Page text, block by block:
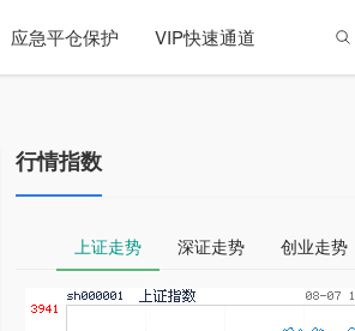
应急平仓保护 VIP快速通道
行情指数
上证走势 深证走势 创业走势